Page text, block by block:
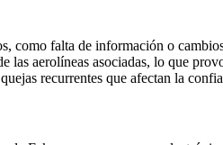
como falta de información o
las aerolíneas asociadas, lo que
recurrentes que afectan la